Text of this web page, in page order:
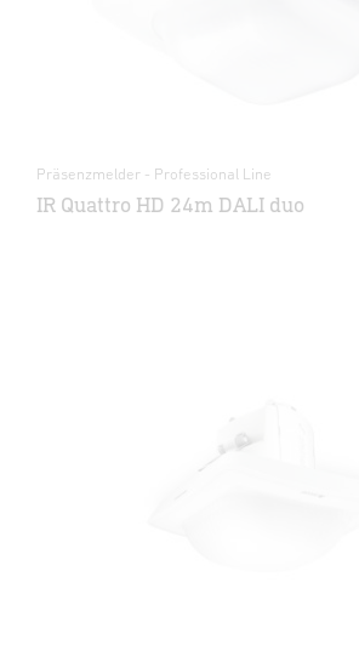
Präsenzmelder - Professional Line
IR Quattro HD 24m DALI duo